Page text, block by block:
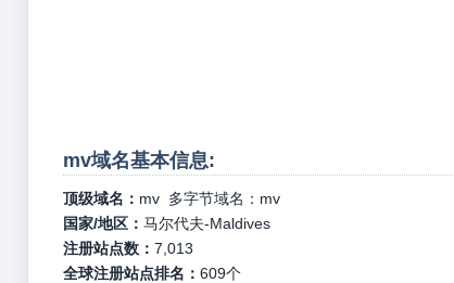
mv域名基本信息:
顶级域名： mv多字节域名： mv
国家/地区： 马尔代夫-Maldives
注册站点数： 7,013
全球注册站点排名： 609个